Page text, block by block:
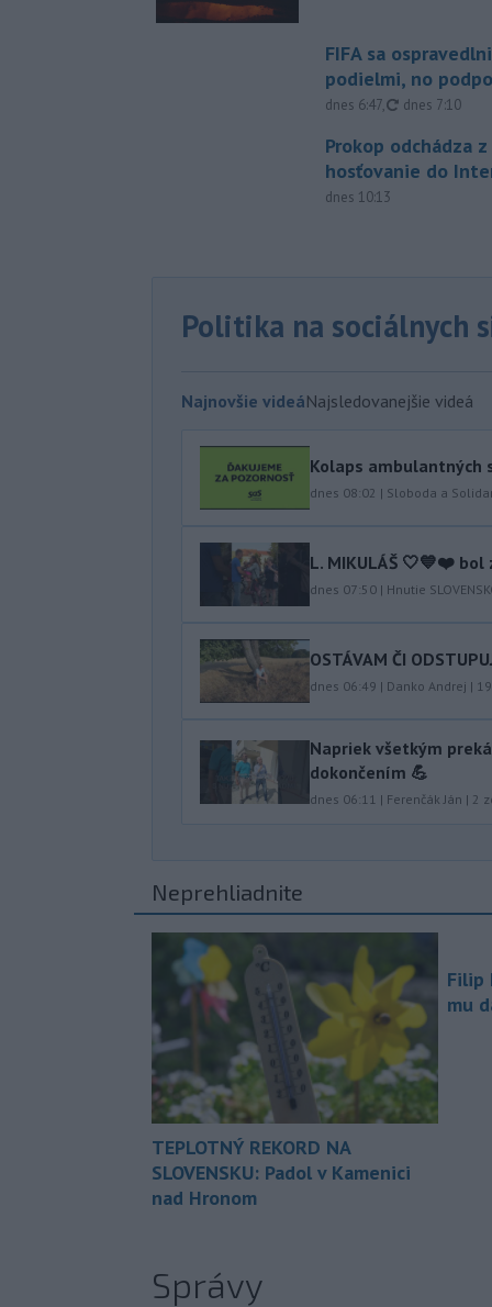
FIFA sa
podielmi, no
dnes 6:47, aktualizované
dnes 7:10
Prokop odchádza
hosťovanie do
dnes 10:13
Politika na sociálnych
Najnovšie videáNajsledovanejšie videá
Kolaps ambulantných
dnes 08:02 | Sloboda a
L. MIKULÁŠ 🤍💙❤️ bol
dnes 07:50 | Hnutie
OSTÁVAM ČI
dnes 06:49 | Danko Andrej |
Napriek všetkým
dokončením 💪
dnes 06:11 | Ferenčák Ján | 2
Neprehliadnite
TEPLOTNÝ REKORD NA
SLOVENSKU: Padol v Kamenici
nad Hronom
Filip
mu
Správy